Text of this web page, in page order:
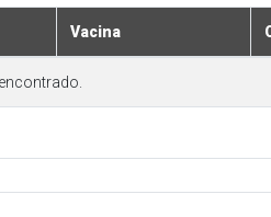
Vacina